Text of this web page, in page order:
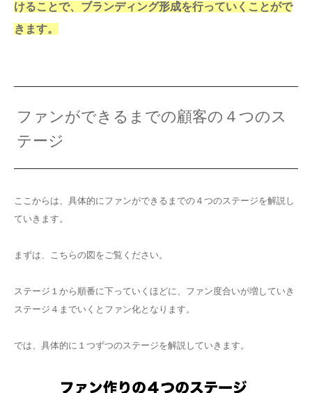
けることで、ブランディング形成を行っていくことがで
きます。
ファンができるまでの顧客の４つのス
テージ
ここからは、具体的にファンができるまでの４つのステージを解説し
ていきます。
まずは、こちらの図をご覧ください。
ステージ１から順番に下っていくほどに、ファン度合いが増していき
ステージ４までいくとファン化となります。
では、具体的に１つずつのステージを解説していきます。